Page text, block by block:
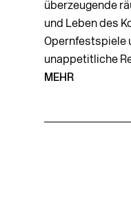
überzeugende
und Leben des
Opernfestspiele
unappetitliche
MEHR